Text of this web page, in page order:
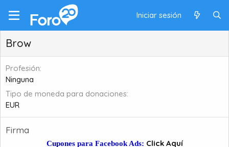
Iniciar sesión
Brow
Profesión
Ninguna
Tipo de moneda para donaciones
EUR
Firma
Cupones para Facebook Ads: Click Aquí